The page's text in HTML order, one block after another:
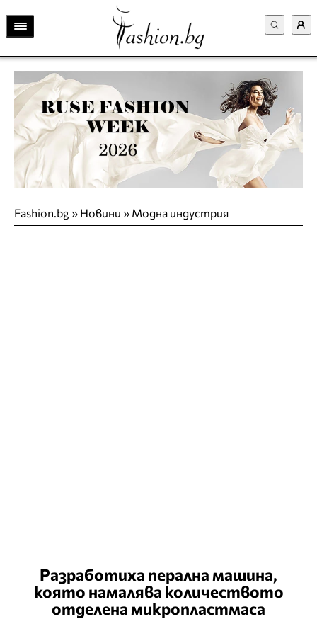
Fashion.bg» Новини » Модна индустрия
Разработиха перална машина,
която намалява количеството
отделена микропластмаса